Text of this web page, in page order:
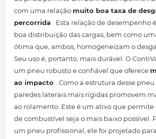
com uma relação muito boa taxa de
percorrida . Esta relação de desempenho
boa distribuição das cargas, bem como
ótima que, ambos, homogeneízam o
Seu uso é, portanto, mais durável. O
um pneu robusto e confiável que oferece
ao impacto . Como a estrutura desse pneu
paredes laterais mais rígidas promovem
ao rolamento. Este é um ativo que permite
de combustível seja o mais baixo possível.
um pneu profissional, ele foi projetado